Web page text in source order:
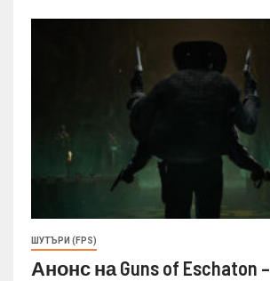
ШУТЪРИ (FPS)
Анонс на Guns of Eschaton –